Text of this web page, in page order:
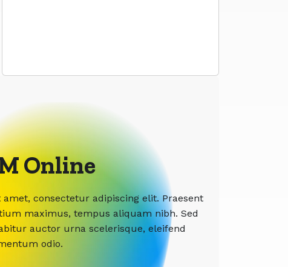
Online
consectetur adipiscing elit. Praesent
maximus, tempus aliquam nibh. Sed
auctor urna scelerisque, eleifend
odio.